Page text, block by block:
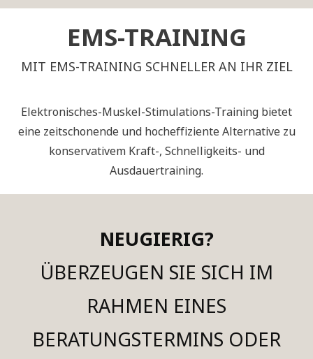
EMS-TRAINING
MIT EMS-TRAINING SCHNELLER AN IHR ZIEL
Elektronisches-Muskel-Stimulations-Training bietet
eine zeitschonende und hocheffiziente Alternative zu
konservativem Kraft-, Schnelligkeits- und
Ausdauertraining.
NEUGIERIG?
ÜBERZEUGEN SIE SICH IM
RAHMEN EINES
BERATUNGSTERMINS ODER